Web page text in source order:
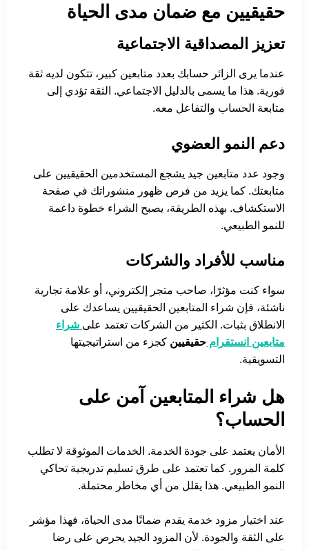
حقيقيين مع ضمان مدى الحياة
تعزيز المصداقية الاجتماعية
عندما يرى الزائر حسابك بعدد متابعين كبير، تتكون لديه ثقة
فورية. هذا ما يسمى بالدليل الاجتماعي. الثقة تؤدي إلى
متابعة الحساب والتفاعل معه.
دعم النمو العضوي
وجود عدد متابعين جيد يشجع المستخدمين الحقيقيين على
متابعتك. كما يزيد من فرص ظهور منشوراتك في صفحة
الاستكشاف. بهذه الطريقة، يصبح الشراء خطوة داعمة
للنمو الطبيعي.
مناسب للأفراد والشركات
سواء كنت مؤثرًا، صاحب متجر إلكتروني، أو علامة تجارية
ناشئة، فإن شراء المتابعين الحقيقيين يساعدك على
الانطلاق بثبات. الكثير من الشركات تعتمد على شراء
متابعين انستقرام حقيقيين كجزء من استراتيجيتها
التسويقية.
هل شراء المتابعين آمن على
الحساب؟
الأمان يعتمد على جودة الخدمة. الخدمات الموثوقة لا تطلب
كلمة المرور. كما تعتمد على طرق تسليم تدريجية تحاكي
النمو الطبيعي. هذا يقلل من أي مخاطر محتملة.
عند اختيار مزود خدمة يقدم ضمانًا مدى الحياة، فهذا مؤشر
على الثقة والجودة. لأن المزود الجيد يحرص على رضا